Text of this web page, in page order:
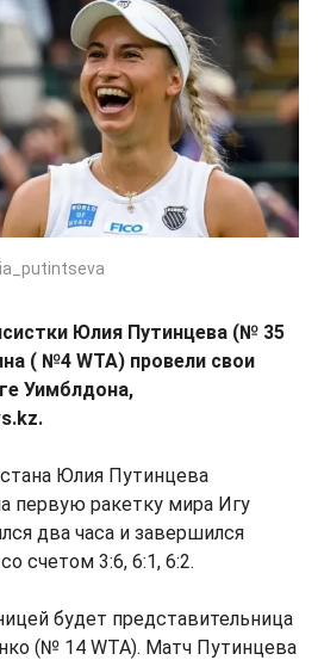
Юлия Путинцева (№ 35
( №4 WTA) провели свои
Уимблдона,
Юлия Путинцева
первую ракетку мира Игу
два часа и завершился
счетом 3:6, 6:1, 6:2.
будет представительница
(№ 14 WTA). Матч Путинцева